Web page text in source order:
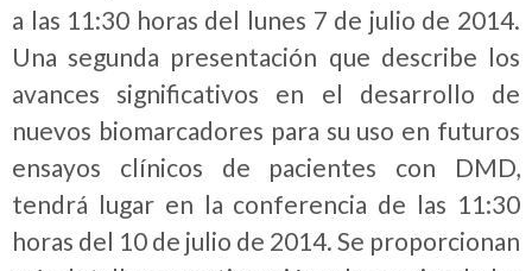
a las 11:30 horas del lunes 7 de julio de 2014.
Una segunda presentación que describe los
avances significativos en el desarrollo de
nuevos biomarcadores para su uso en futuros
ensayos clínicos de pacientes con DMD,
tendrá lugar en la conferencia de las 11:30
horas del 10 de julio de 2014. Se proporcionan